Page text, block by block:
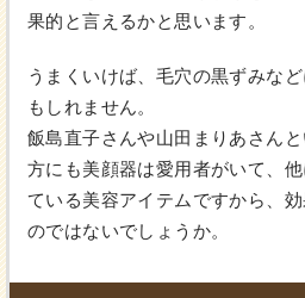
果的と言えるかと思います。
うまくいけば、毛穴の黒ずみな
もしれません。
飯島直子さんや山田まりあさん
方にも美顔器は愛用者がいて、
ている美容アイテムですから、
のではないでしょうか。